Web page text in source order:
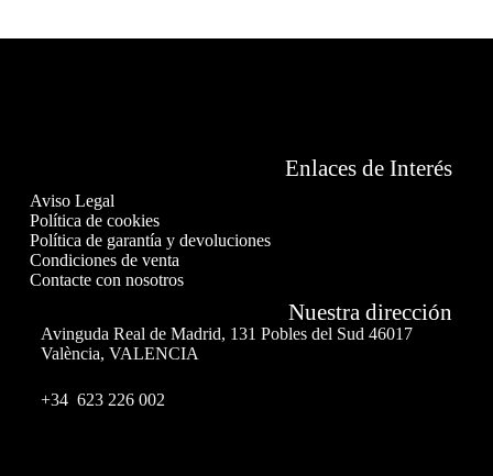
Enlaces de Interés
Aviso Legal
Política de cookies
Política de garantía y devoluciones
Condiciones de venta
Contacte con nosotros
Nuestra dirección
Avinguda Real de Madrid, 131 Pobles del Sud 46017
València, VALENCIA
+34 623 226 002